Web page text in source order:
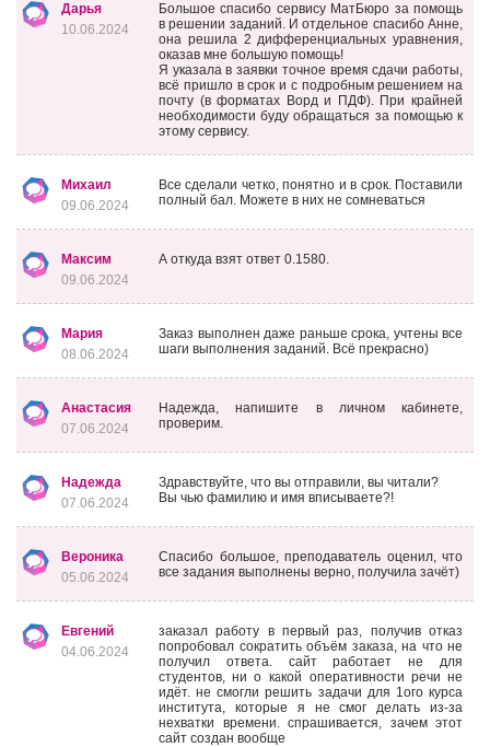
Дарья
10.06.2024
Большое спасибо сервису МатБюро за помощь
в решении заданий. И отдельное спасибо Анне,
она решила 2 дифференциальных уравнения,
оказав мне большую помощь!
Я указала в заявки точное время сдачи работы,
всё пришло в срок и с подробным решением на
почту (в форматах Ворд и ПДФ). При крайней
необходимости буду обращаться за помощью к
этому сервису.
Михаил
09.06.2024
Все сделали четко, понятно и в срок. Поставили
полный бал. Можете в них не сомневаться
Максим
09.06.2024
А откуда взят ответ 0.1580.
Мария
08.06.2024
Заказ выполнен даже раньше срока, учтены все
шаги выполнения заданий. Всё прекрасно)
Анастасия
07.06.2024
Надежда, напишите в личном кабинете,
проверим.
Надежда
07.06.2024
Здравствуйте, что вы отправили, вы читали?
Вы чью фамилию и имя вписываете?!
Вероника
05.06.2024
Спасибо большое, преподаватель оценил, что
все задания выполнены верно, получила зачёт)
Евгений
04.06.2024
заказал работу в первый раз, получив отказ
попробовал сократить объём заказа, на что не
получил ответа. сайт работает не для
студентов, ни о какой оперативности речи не
идёт. не смогли решить задачи для 1ого курса
института, которые я не смог делать из-за
нехватки времени. спрашивается, зачем этот
сайт создан вообще